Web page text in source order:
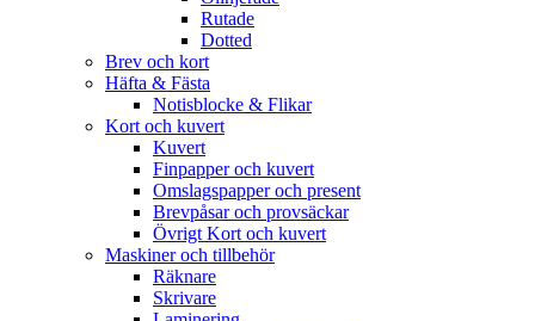
Rutade
Dotted
Brev och kort
Häfta & Fästa
Notisblocke & Flikar
Kort och kuvert
Kuvert
Finpapper och kuvert
Omslagspapper och present
Brevpåsar och provsäckar
Övrigt Kort och kuvert
Maskiner och tillbehör
Räknare
Skrivare